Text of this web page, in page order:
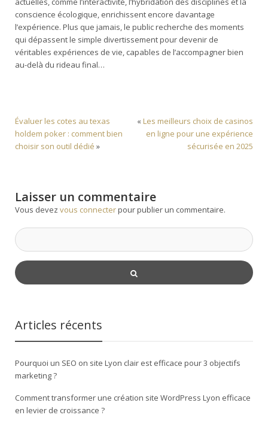
conscience écologique, enrichissent encore davantage
l’expérience. Plus que jamais, le public recherche des moments
qui dépassent le simple divertissement pour devenir de
véritables expériences de vie, capables de l’accompagner bien
au-delà du rideau final…
Évaluer les cotes au texas
holdem poker : comment bien
choisir son outil dédié »
« Les meilleurs choix de casinos
en ligne pour une expérience
sécurisée en 2025
Laisser un commentaire
Vous devez vous connecterpour publier un commentaire.
Articles récents
Pourquoi un SEO on site Lyon clair est efficace pour 3 objectifs
marketing ?
Comment transformer une création site WordPress Lyon efficace
en levier de croissance ?